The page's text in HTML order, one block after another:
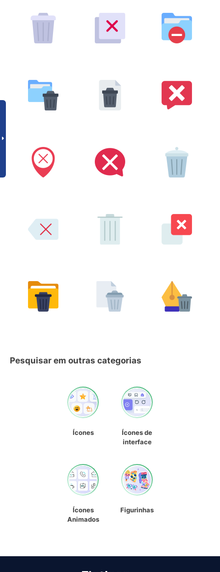
Pesquisar em outras categorias
Ícones
Ícones de
interface
Ícones
Animados
Figurinhas